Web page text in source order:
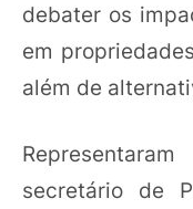
debater os
em
além de
secretário de